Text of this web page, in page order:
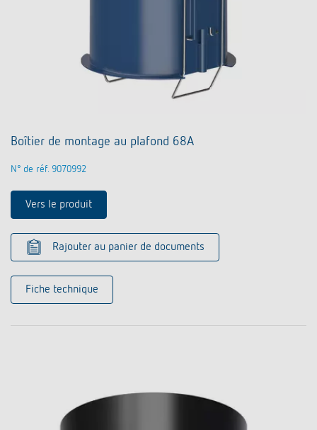
Boîtier de montage au plafond 68A
N° de réf. 9070992
Vers le produit
Rajouter au panier de documents
Fiche technique